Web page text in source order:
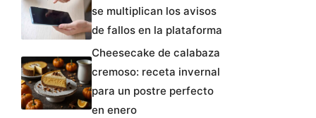
se multiplican los avisos
de fallos en la plataforma
Cheesecake de calabaza
cremoso: receta invernal
para un postre perfecto
en enero